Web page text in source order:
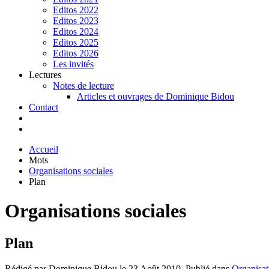
Editos 2022
Editos 2023
Editos 2024
Editos 2025
Editos 2026
Les invités
Lectures
Notes de lecture
Articles et ouvrages de Dominique Bidou
Contact
Accueil
Mots
Organisations sociales
Plan
Organisations sociales
Plan